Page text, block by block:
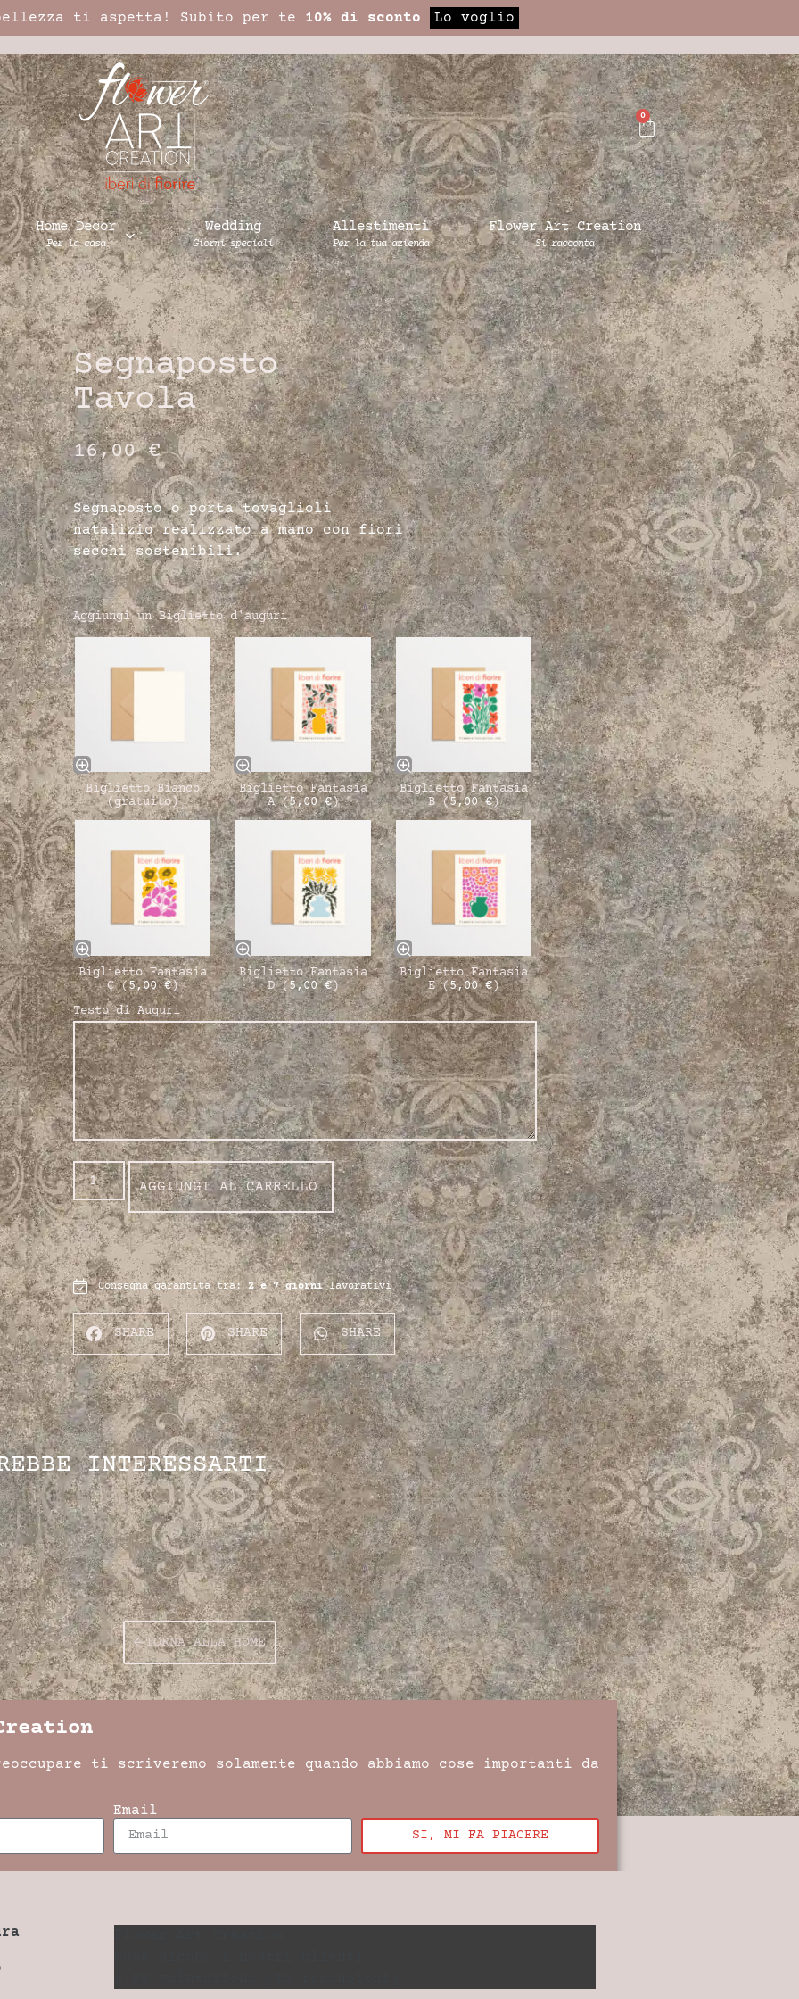
ti aspetta! Subito per te 10% di sconto Lo voglio
0
Home Decor
Per la casa
Wedding
Giorni speciali
Allestimenti
Per la tua azienda
Flower Art Creation
Si racconta
Segnaposto
Tavola
16,00€
Segnaposto o porta tovaglioli
natalizio realizzato a mano con fiori
secchi sostenibili.
Aggiungi un Biglietto d'auguri
Biglietto Bianco
(gratuito)
Biglietto Fantasia
A (5,00€)
Biglietto Fantasia
B (5,00€)
Biglietto Fantasia
C (5,00€)
Biglietto Fantasia
D (5,00€)
Biglietto Fantasia
E (5,00€)
Testo di Auguri
AGGIUNGI AL CARRELLO
Consegna garantita tra:2 e 7 giornilavorativi
SHARE SHARE SHARE
INTERESSARTI
TORNA ALLA HOME
ti scriveremo solamente quando abbiamo cose importanti da
Email
SI, MI FA PIACERE